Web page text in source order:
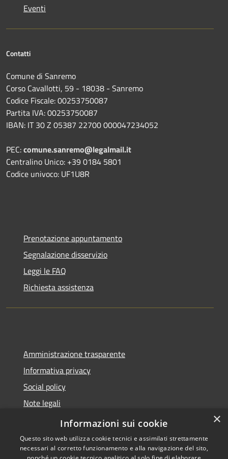
Eventi
Contatti
Comune di Sanremo
Corso Cavallotti, 59 - 18038 - Sanremo
Codice Fiscale: 00253750087
Partita IVA: 00253750087
IBAN: IT 30 Z 05387 22700 000047234052
PEC:comune.sanremo@legalmail.it
Centralino Unico: +39 0184 5801
Codice univoco: UF1U8R
Prenotazione appuntamento
Segnalazione disservizio
Leggi le FAQ
Richiesta assistenza
Amministrazione trasparente
Informativa privacy
Social policy
Note legali
Dichiarazione di accessibilità
×
Informazioni sui cookie
Questo sito web utilizza cookie tecnici e assimilati strettamente
necessari al corretto funzionamento e alla navigazione del sito,